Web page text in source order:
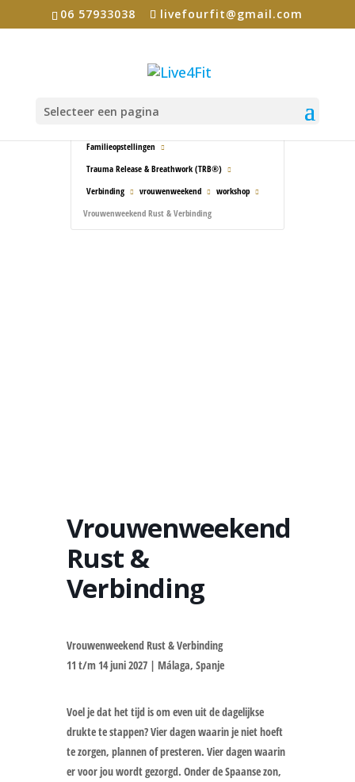
06 57933038 livefourfit@gmail.com
Selecteer een pagina
Familieopstellingen
Trauma Release & Breathwork (TRB®)
Verbinding
vrouwenweekend
workshop
Vrouwenweekend Rust & Verbinding
Vrouwenweekend
Rust &
Verbinding
Vrouwenweekend Rust & Verbinding
11 t/m 14 juni 2027 | Málaga, Spanje
Voel je dat het tijd is om even uit de dagelijkse
drukte te stappen? Vier dagen waarin je niet hoeft
te zorgen, plannen of presteren. Vier dagen waarin
er voor jou wordt gezorgd. Onder de Spaanse zon,